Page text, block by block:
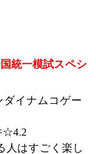
統一模試スペシ
ダイナムコゲー
☆4.2
人はすごく楽し